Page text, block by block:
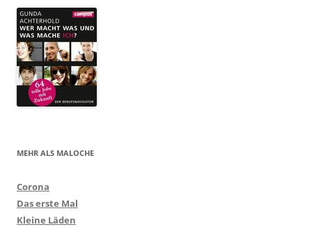
MEHR ALS MALOCHE
Corona
Das erste Mal
Kleine Läden